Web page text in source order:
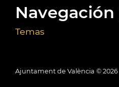
Navegación
Temas
Ajuntament de València © 2026